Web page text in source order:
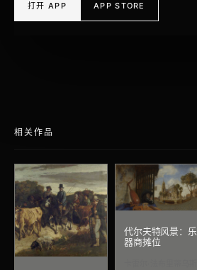
打开 APP APP STORE
相关作品
代尔夫特风景：乐
器商摊位